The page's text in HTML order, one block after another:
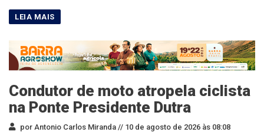
Condutor de moto atropela ciclista
na Ponte Presidente Dutra
por Antonio Carlos Miranda // 10 de agosto de 2026 às 08:08